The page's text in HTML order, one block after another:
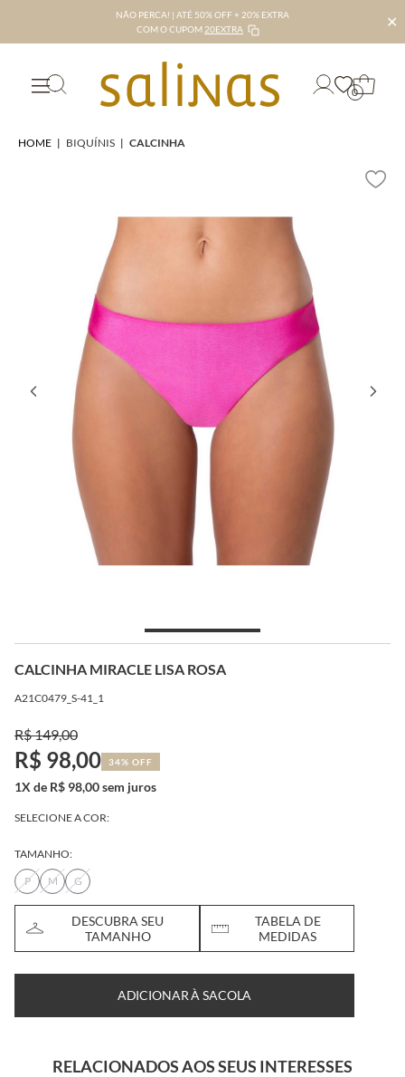
NÃO PERCA! | ATÉ 50% OFF + 20% EXTRA
COM O CUPOM 20EXTRA ✕
0
HOME | BIQUÍNIS | CALCINHA
CALCINHA MIRACLE LISA ROSA
A21C0479_S-41_1
R$ 149,00
R$ 98,00 34% OFF
1X de R$ 98,00 sem juros
SELECIONE A COR:
TAMANHO:
P
M G
DESCUBRA SEU
TAMANHO
TABELA DE
MEDIDAS
ADICIONAR À SACOLA
RELACIONADOS AOS SEUS INTERESSES